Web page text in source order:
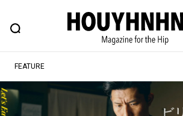
FEATURE BLOG SNAP
ヒップなファッション、カルチャー、ライフスタイ
FEATURE